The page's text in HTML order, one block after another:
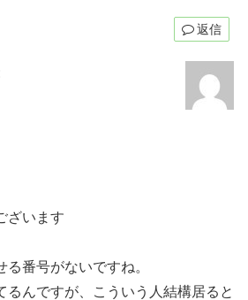
返信
ざいます
番号がないですね。
るんですが、こういう人結構居ると